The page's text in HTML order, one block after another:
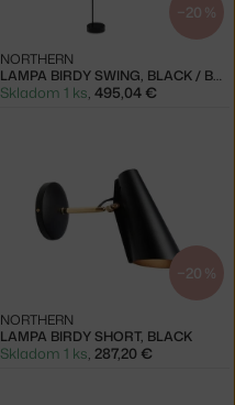
−20 %
LAMPA BIRDY SWING, BLACK / BLACK
NORTHERN
Skladom 1 ks, 495,04 €
−20 %
LAMPA BIRDY SHORT, BLACK
NORTHERN
Skladom 1 ks, 287,20 €